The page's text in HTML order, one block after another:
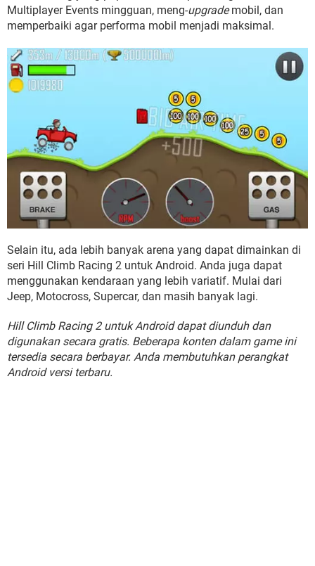
Multiplayer Events mingguan, meng-upgrademobil, dan
memperbaiki agar performa mobil menjadi maksimal.
Selain itu, ada lebih banyak arena yang dapat dimainkan di
seri Hill Climb Racing 2 untuk Android. Anda juga dapat
menggunakan kendaraan yang lebih variatif. Mulai dari
Jeep, Motocross, Supercar, dan masih banyak lagi.
Hill Climb Racing 2 untuk Android dapat diunduh dan
digunakan secara gratis. Beberapa konten dalam game ini
tersedia secara berbayar. Anda membutuhkan perangkat
Android versi terbaru.